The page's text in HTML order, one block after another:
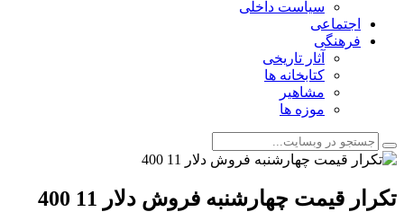
سیاست داخلی
اجتماعی
فرهنگی
آثار تاریخی
کتابخانه ها
مشاهیر
موزه ها
تکرار قیمت چهارشنبه فروش دلار 11 400